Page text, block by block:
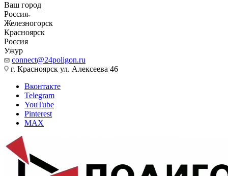
Ваш город
Россия
Железногорск
Красноярск
Россия
Ужур
connect@24poligon.ru
г. Красноярск ул. Алексеева 46
Вконтакте
Telegram
YouTube
Pinterest
MAX